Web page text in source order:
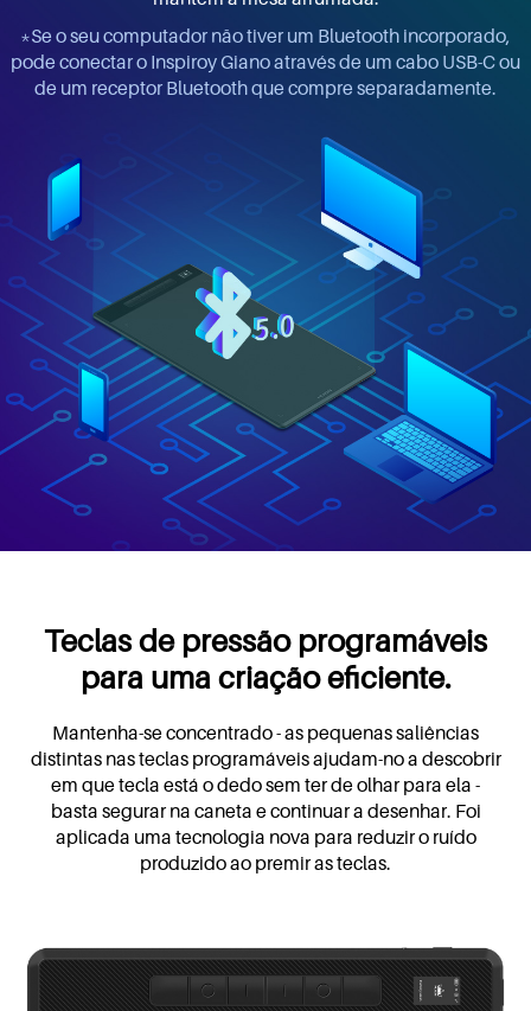
*Se o seu computador não tiver um Bluetooth incorporado,
pode conectar o Inspiroy Giano através de um cabo USB-C ou
de um receptor Bluetooth que compre separadamente.
Teclas de pressão programáveis
para uma criação eficiente.
Mantenha-se concentrado - as pequenas saliências
distintas nas teclas programáveis ajudam-no a descobrir
em que tecla está o dedo sem ter de olhar para ela -
basta segurar na caneta e continuar a desenhar. Foi
aplicada uma tecnologia nova para reduzir o ruído
produzido ao premir as teclas.